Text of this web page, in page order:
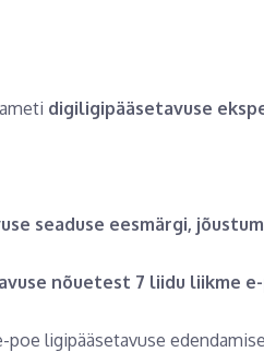
digiligipääsetavuse
seaduse eesmärgi,
nõuetest 7 liidu liikme
poe ligipääsetavuse